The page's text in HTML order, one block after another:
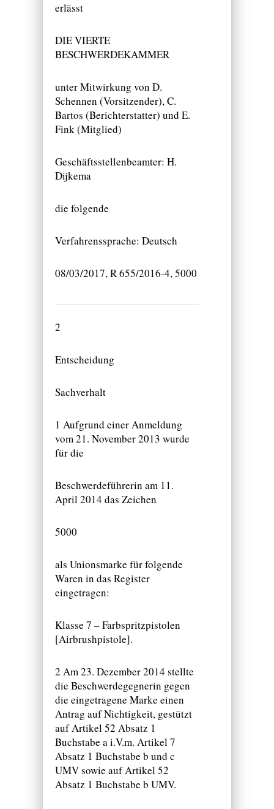
erlässt
DIE VIERTE
BESCHWERDEKAMMER
unter Mitwirkung von D.
Schennen (Vorsitzender), C.
Bartos (Berichterstatter) und E.
Fink (Mitglied)
Geschäftsstellenbeamter: H.
Dijkema
die folgende
Verfahrenssprache: Deutsch
08/03/2017, R 655/2016-4, 5000
2
Entscheidung
Sachverhalt
1 Aufgrund einer Anmeldung
vom 21. November 2013 wurde
für die
Beschwerdeführerin am 11.
April 2014 das Zeichen
5000
als Unionsmarke für folgende
Waren in das Register
eingetragen:
Klasse 7 – Farbspritzpistolen
[Airbrushpistole].
2 Am 23. Dezember 2014 stellte
die Beschwerdegegnerin gegen
die eingetragene Marke einen
Antrag auf Nichtigkeit, gestützt
auf Artikel 52 Absatz 1
Buchstabe a i.V.m. Artikel 7
Absatz 1 Buchstabe b und c
UMV sowie auf Artikel 52
Absatz 1 Buchstabe b UMV.